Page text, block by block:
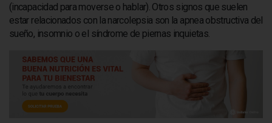
(incapacidad para moverse o hablar). Otros signos que suelen
estar relacionados con la narcolepsia son la apnea obstructiva del
sueño, insomnio o el síndrome de piernas inquietas.